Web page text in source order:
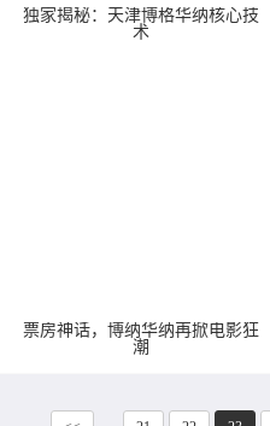
独家揭秘：天津博格华纳核心技
术
票房神话，博纳华纳再掀电影狂
潮